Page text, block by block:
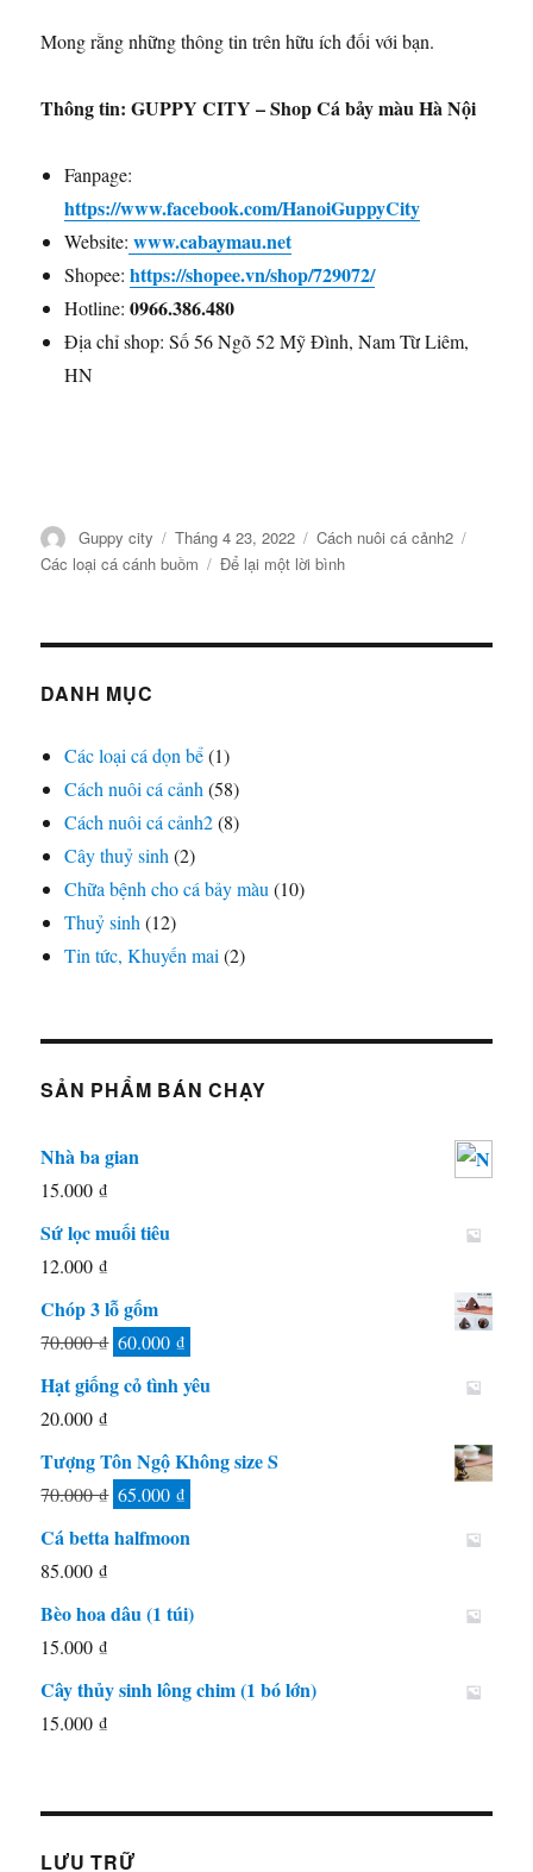
Mong rằng những thông tin trên hữu ích đối với bạn.
Thông tin: GUPPY CITY – Shop Cá bảy màu Hà Nội
Fanpage:
https://www.facebook.com/HanoiGuppyCity
Website: www.cabaymau.net
Shopee:https://shopee.vn/shop/729072/
Hotline:0966.386.480
Địa chỉ shop: Số 56 Ngõ 52 Mỹ Đình, Nam Từ Liêm,
HN
Tác
giả
Guppy city
Đăng
vào
Tháng 4 23, 2022
Danh
mục
Cách nuôi cá cảnh2
Các loại cá cánh buồm
Để lại một lời bìnhở
cá
DANH MỤC
Các loại cá dọn bể(1)
Cách nuôi cá cảnh(58)
Cách nuôi cá cảnh2(8)
Cây thuỷ sinh(2)
Chữa bệnh cho cá bảy màu(10)
Thuỷ sinh(12)
Tin tức, Khuyến mai(2)
SẢN PHẨM BÁN CHẠY
Nhà ba gian
15.000₫
Sứ lọc muối tiêu
12.000₫
Chóp 3 lỗ gốm
70.000₫ Giá
gốc
60.000₫
hiện
60.000 ₫.
Hạt giống cỏ tình yêu
20.000₫
Tượng Tôn Ngộ Không size S
70.000₫ Giá
gốc
65.000₫
65.000 ₫.
Cá betta halfmoon
85.000₫
Bèo hoa dâu (1 túi)
15.000₫
Cây thủy sinh lông chim (1 bó lớn)
15.000₫
LƯU TRỮ